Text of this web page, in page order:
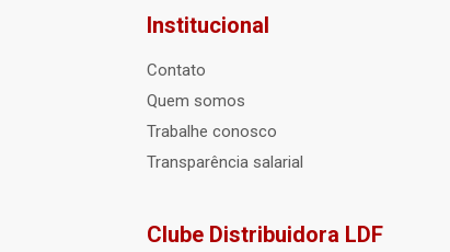
Institucional
Contato
Quem somos
Trabalhe conosco
Transparência salarial
Clube Distribuidora LDF